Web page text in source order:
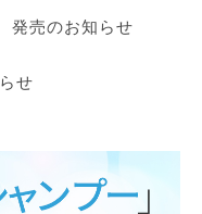
発売のお知らせ
せ